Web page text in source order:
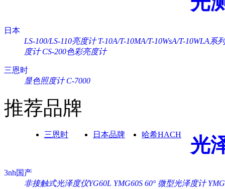
日本
LS-100/LS-110亮度计 T-10A/T-10MA/T-10WsA/T-10WLA系
度计 CS-200色彩亮度计
三恩时
显色照度计 C-7000
推荐品牌
三恩时 日本品牌 哈希HACH 光
3nh国产
非接触式光泽度仪YG60L YMG60S 60° 微型光泽度计